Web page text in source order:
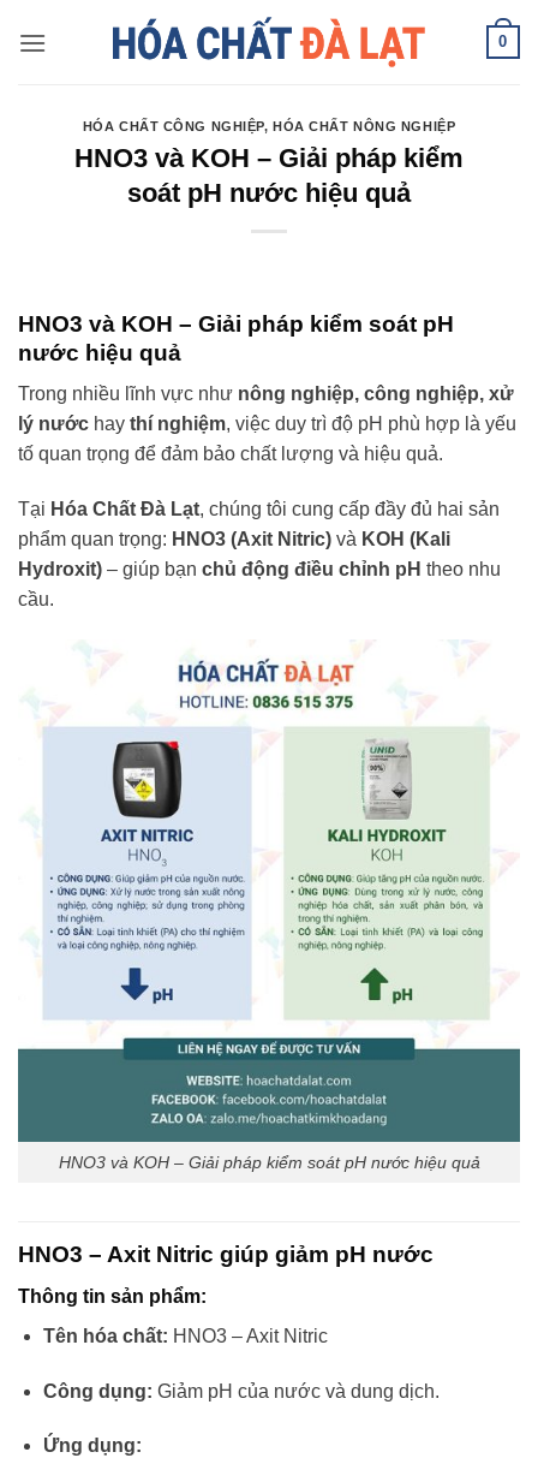
0
HÓA CHẤT CÔNG NGHIỆP,HÓA CHẤT NÔNG NGHIỆP
HNO3 và KOH – Giải pháp kiểm
soát pH nước hiệu quả
HNO3 và KOH – Giải pháp kiểm soát pH
nước hiệu quả
Trong nhiều lĩnh vực như nông nghiệp, công nghiệp, xử
lý nước hay thí nghiệm, việc duy trì độ pH phù hợp là yếu
tố quan trọng để đảm bảo chất lượng và hiệu quả.
Tại Hóa Chất Đà Lạt, chúng tôi cung cấp đầy đủ hai sản
phẩm quan trọng: HNO3 (Axit Nitric) và KOH (Kali
Hydroxit) – giúp bạn chủ động điều chỉnh pH theo nhu
cầu.
HNO3 và KOH – Giải pháp kiểm soát pH nước hiệu quả
HNO3 – Axit Nitric giúp giảm pH nước
Thông tin sản phẩm:
Tên hóa chất: HNO3 – Axit Nitric
Công dụng: Giảm pH của nước và dung dịch.
Ứng dụng: